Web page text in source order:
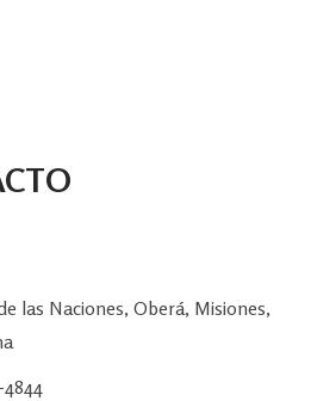
las Naciones, Oberá, Misiones,
4844